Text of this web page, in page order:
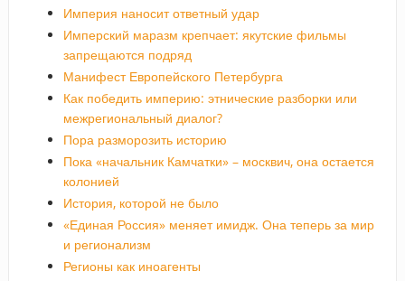
Империя наносит ответный удар
Имперский маразм крепчает: якутские фильмы
запрещаются подряд
Манифест Европейского Петербурга
Как победить империю: этнические разборки или
межрегиональный диалог?
Пора разморозить историю
Пока «начальник Камчатки» – москвич, она остается
колонией
История, которой не было
«Единая Россия» меняет имидж. Она теперь за мир
и регионализм
Регионы как иноагенты